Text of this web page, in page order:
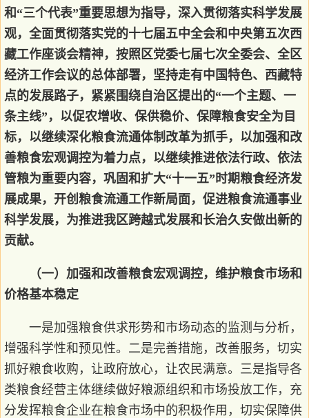
和“三个代表”重要思想为指导，深入贯彻落实科学发展
观，全面贯彻落实党的十七届五中全会和中央第五次西
藏工作座谈会精神，按照区党委七届七次全委会、全区
经济工作会议的总体部署，坚持走有中国特色、西藏特
点的发展路子，紧紧围绕自治区提出的“一个主题、一
条主线”，以促农增收、保供稳价、保障粮食安全为目
标，以继续深化粮食流通体制改革为抓手，以加强和改
善粮食宏观调控为着力点，以继续推进依法行政、依法
管粮为重要内容，巩固和扩大“十一五”时期粮食经济发
展成果，开创粮食流通工作新局面，促进粮食流通事业
科学发展，为推进我区跨越式发展和长治久安做出新的
贡献。
（一）加强和改善粮食宏观调控，维护粮食市场和
价格基本稳定
一是加强粮食供求形势和市场动态的监测与分析，
增强科学性和预见性。二是完善措施，改善服务，切实
抓好粮食收购，让政府放心，让农民满意。三是指导各
类粮食经营主体继续做好粮源组织和市场投放工作，充
分发挥粮食企业在粮食市场中的积极作用，切实保障供